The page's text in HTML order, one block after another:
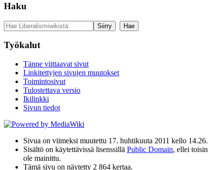
Haku
Työkalut
Tänne viittaavat sivut
Linkitettyjen sivujen muutokset
Toimintosivut
Tulostettava versio
Ikilinkki
Sivun tiedot
Sivua on viimeksi muutettu 17. huhtikuuta 2011 kello 14.26.
Sisältö on käytettävissä lisenssillä Public Domain, ellei toisin
ole mainittu.
Tämä sivu on näytetty 2 864 kertaa.